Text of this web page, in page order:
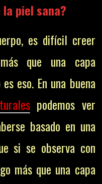
piel sana?
es difícil creer
que una capa
eso. En una buena
podemos ver
basado en una
si se observa con
más que una capa